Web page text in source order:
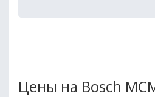
Цены на Bosch